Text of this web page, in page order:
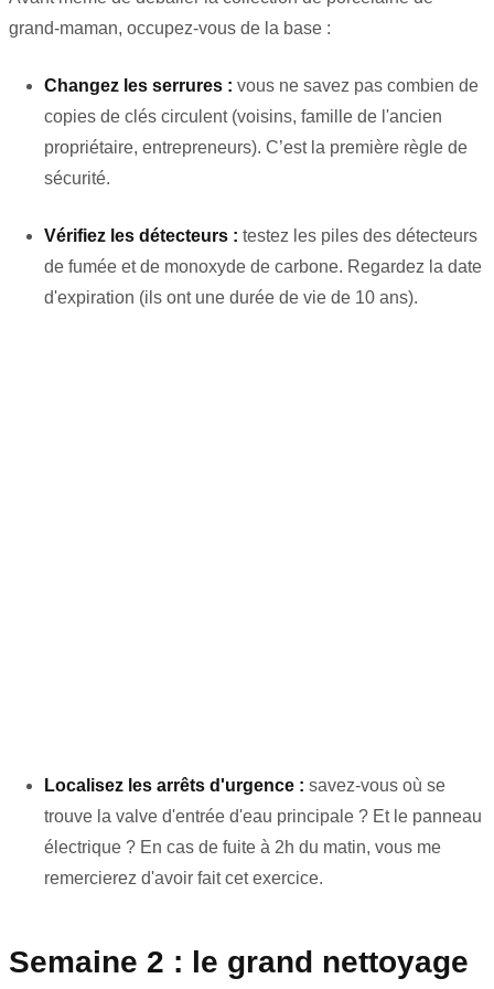
grand-maman, occupez-vous de la base :
Changez les serrures : vous ne savez pas combien de
copies de clés circulent (voisins, famille de l'ancien
propriétaire, entrepreneurs). C’est la première règle de
sécurité.
Vérifiez les détecteurs : testez les piles des détecteurs
de fumée et de monoxyde de carbone. Regardez la date
d'expiration (ils ont une durée de vie de 10 ans).
Localisez les arrêts d'urgence : savez-vous où se
trouve la valve d'entrée d'eau principale ? Et le panneau
électrique ? En cas de fuite à 2h du matin, vous me
remercierez d'avoir fait cet exercice.
Semaine 2 : le grand nettoyage